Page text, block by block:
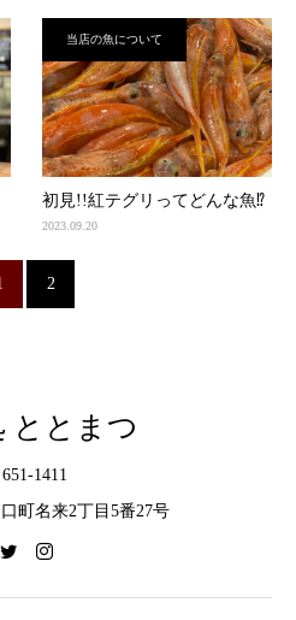
当店の魚について
初見!!紅テグリってどんな魚⁉
2023.09.20
2
ととまつ
1411
町名来2丁目5番27号